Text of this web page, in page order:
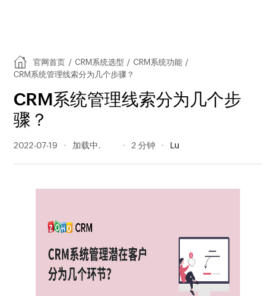
官网首页 / CRM系统选型 / CRM系统功能 /
CRM系统管理线索分为几个步骤？
CRM系统管理线索分为几个步
骤？
2022-07-19 909 阅读量 2 分钟 Lu